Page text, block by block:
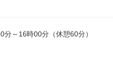
～16時00分（休憩60分）